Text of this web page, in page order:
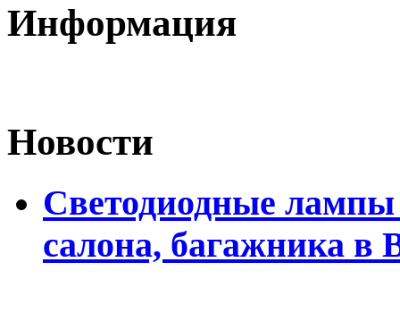
Информация
Новости
Светодиодные лампы
салона, багажника в